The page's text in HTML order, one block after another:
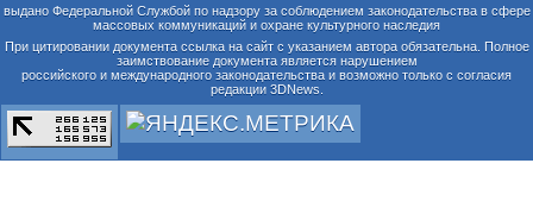
выдано Федеральной Службой по надзору за соблюдением законодательства в сфере
массовых коммуникаций и охране культурного наследия
При цитировании документа ссылка на сайт с указанием автора обязательна. Полное
заимствование документа является нарушением
российского и международного законодательства и возможно только с согласия
редакции 3DNews.